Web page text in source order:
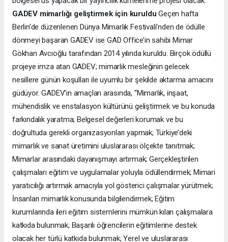
GADEV mimarlığı geliştirmek için kuruldu Geçen hafta
Berlin’de düzenlenen Dünya Mimarlık Festivali’nden de ödülle
dönmeyi başaran GADEV ise GAD Office’in sahibi Mimar
Gökhan Avcıoğlu tarafından 2014 yılında kuruldu. Birçok ödüllü
projeye imza atan GADEV; mimarlık mesleğinin gelecek
nesillere günün koşulları ile uyumlu bir şekilde aktarma amacını
güdüyor. GADEV’in amaçları arasında, “Mimarlık, inşaat,
mühendislik ve enstalasyon kültürünü geliştirmek ve bu konuda
farkındalık yaratma; Belgesel değerleri korumak ve bu
doğrultuda gerekli organizasyonları yapmak; Türkiye’deki
mimarlık ve sanat üretimini uluslararası ölçekte tanıtmak;
Mimarlar arasındaki dayanışmayı artırmak; Gerçekleştirilen
çalışmaları eğitim ve uygulamalar yoluyla ödüllendirmek; Mimari
yaratıcılığı artırmak amacıyla yol gösterici çalışmalar yürütmek;
İnsanları mimarlık konusunda bilgilendirmek; Eğitim
kurumlarında ileri eğitim sistemlerini mümkün kılan çalışmalara
katkıda bulunmak; Başarılı öğrencilerin eğitimlerine destek
olacak her türlü katkıda bulunmak; Yerel ve uluslararası